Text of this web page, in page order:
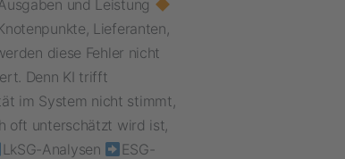
und Leistung
Lieferanten,
diese Fehler nicht
Denn KI trifft
im System nicht stimmt,
oft unterschätzt wird ist,
LkSG-Analysen
ESG-